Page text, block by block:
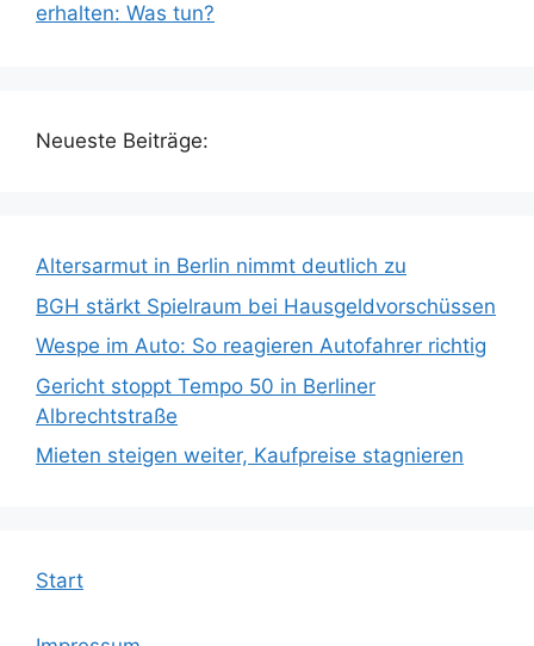
erhalten: Was tun?
Neueste Beiträge:
Altersarmut in Berlin nimmt deutlich zu
BGH stärkt Spielraum bei Hausgeldvorschüssen
Wespe im Auto: So reagieren Autofahrer richtig
Gericht stoppt Tempo 50 in Berliner
Albrechtstraße
Mieten steigen weiter, Kaufpreise stagnieren
Start